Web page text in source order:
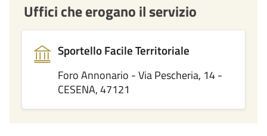
Uffici che erogano il servizio
Sportello Facile Territoriale
Foro Annonario - Via Pescheria, 14 -
CESENA, 47121